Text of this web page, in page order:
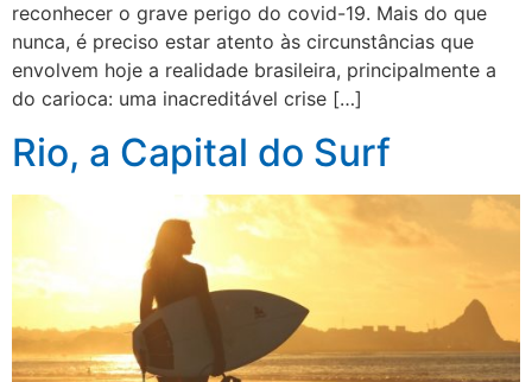
reconhecer o grave perigo do covid-19. Mais do que
nunca, é preciso estar atento às circunstâncias que
envolvem hoje a realidade brasileira, principalmente a
do carioca: uma inacreditável crise […]
Rio, a Capital do Surf